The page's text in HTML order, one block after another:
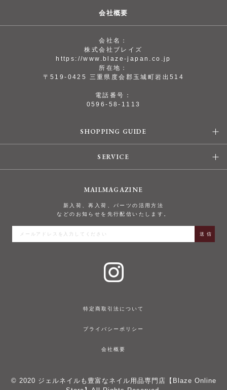
会社概要
会社名：
株式会社ブレイズ
https://www.blaze-japan.co.jp
所在地：
〒519-0425 三重県度会郡玉城町岩出514
電話番号：
0596-58-1113
SHOPPING GUIDE
SERVICE
MAILMAGAZINE
新入荷、再入荷、パーツの活用方法
などのお知らせを先行配信いたします。
特定商取引法について
プライバシーポリシー
会社概要
© 2020 ジェルネイルも豊富なネイル用品専門店【Blaze Online